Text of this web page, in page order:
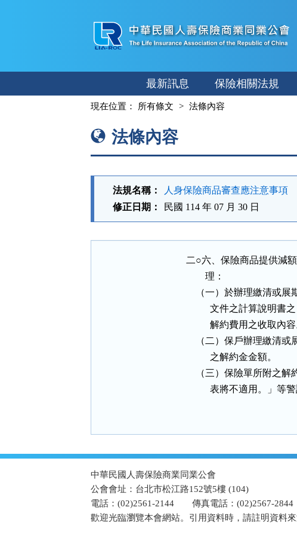
容
最新訊息 保險相關法規
現在位置： 所有條文 法條內容
法條內容
法規名稱：
人身保險商品審查應注意事項
修正日期：
民國 114 年 07 月 30 日
二○六、保險商品提供減
        理：
（一）於辦理繳清或
文件之計算說明
解約費用之收取內容
（二）保戶辦理繳清
          之解約金金額。
（三）保險單所附之
表將不適用。」等警
中華民國人壽保險商業同業公會
公會會址：台北市松江路152號5樓 (104)
電話：(02)2561-2144
傳真電話：(02)2567-2844
歡迎光臨瀏覽本會網站。引用資料時，請註明資料